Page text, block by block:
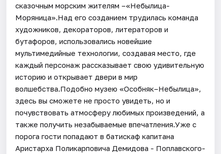
сказочным морским жителям –«Небылица-
Моряница».Над его созданием трудилась команда
художников, декораторов, литераторов и
бутафоров, использовались новейшие
мультимедийные технологии, создавая место, где
каждый персонаж рассказывает свою удивительную
историю и открывает двери в мир
волшебства.Подобно музею «Особняк–Небылица»,
здесь вы сможете не просто увидеть, но и
почувствовать атмосферу любимых произведений, а
также получить незабываемые впечатления.Уже с
порога гости попадают в батискаф капитана
Аристарха Поликарповича Демидова - Поплавского-